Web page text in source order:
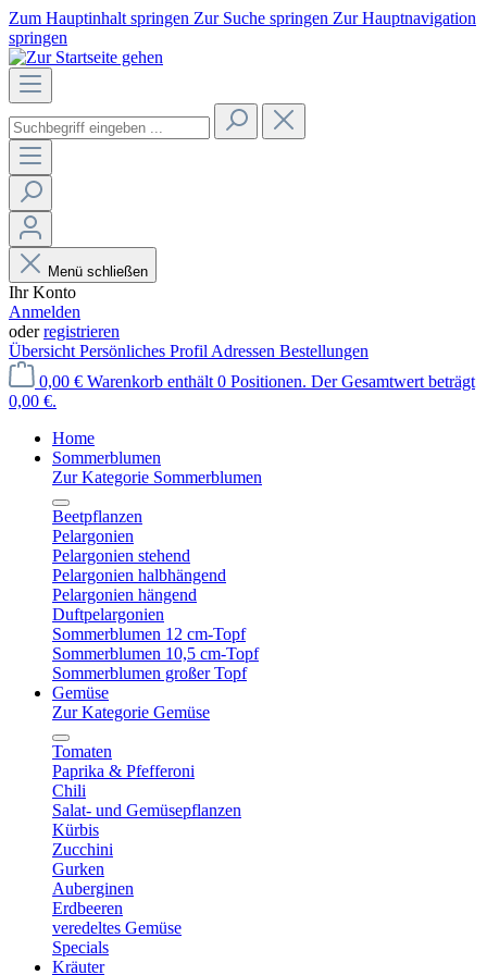
Zum Hauptinhalt springen Zur Suche springen Zur Hauptnavigation
springen
Menü schließen
Ihr Konto
Anmelden
oderregistrieren
Übersicht Persönliches Profil Adressen Bestellungen
0,00 € Warenkorb enthält 0 Positionen. Der Gesamtwert beträgt
0,00 €.
Home
Sommerblumen
Zur Kategorie Sommerblumen
Beetpflanzen
Pelargonien
Pelargonien stehend
Pelargonien halbhängend
Pelargonien hängend
Duftpelargonien
Sommerblumen 12 cm-Topf
Sommerblumen 10,5 cm-Topf
Sommerblumen großer Topf
Gemüse
Zur Kategorie Gemüse
Tomaten
Paprika & Pfefferoni
Chili
Salat- und Gemüsepflanzen
Kürbis
Zucchini
Gurken
Auberginen
Erdbeeren
veredeltes Gemüse
Specials
Kräuter